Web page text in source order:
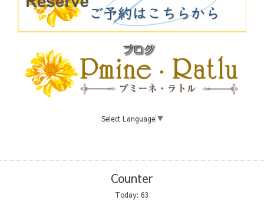
Select Language ▼
Counter
Today: 63